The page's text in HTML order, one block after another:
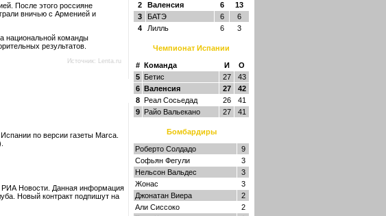
После этого россияне
вничью с Арменией и
национальной команды
результатов.
Источник: Lenta.ru
по версии газеты Marca.
РИА Новости. Данная информация
Новый контракт подпишут на
2
Валенсия 6
13
3
БАТЭ 6
6
4
Лилль 6 3
Чемпионат Испании
# Команда И
О
5 Бетис 27
43
6 Валенсия 27
42
8 Реал Сосьедад 26
41
9 Райо Вальекано 27 41
Бомбардиры
Роберто Солдадо
9
Софьян Фегули
3
Нельсон Вальдес
3
Жонас
3
Джонатан Виера
2
Али Сиссоко
2